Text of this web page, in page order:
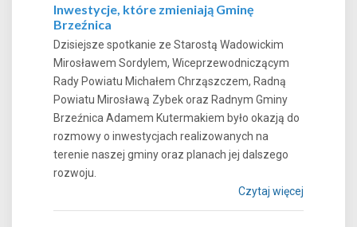
Inwestycje, które zmieniają Gminę
Brzeźnica
Dzisiejsze spotkanie ze Starostą Wadowickim
Mirosławem Sordylem, Wiceprzewodniczącym
Rady Powiatu Michałem Chrząszczem, Radną
Powiatu Mirosławą Zybek oraz Radnym Gminy
Brzeźnica Adamem Kutermakiem było okazją do
rozmowy o inwestycjach realizowanych na
terenie naszej gminy oraz planach jej dalszego
rozwoju.
Czytaj więcej